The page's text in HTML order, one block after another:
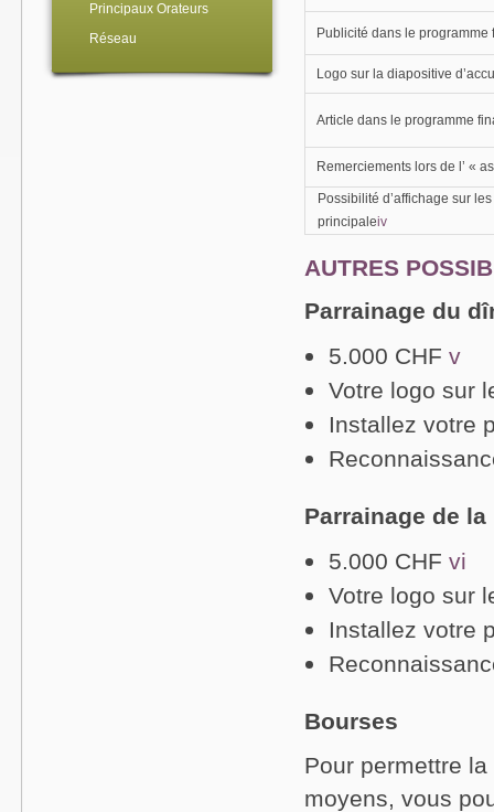
Publicité dans le programme
Logo sur la diapositive
Article dans le programme
Remerciements lors de l’ «
Possibilité d’affichage sur
principaleiv
AUTRES
Parrainage du
5.000 CHFv
Votre logo sur
Installez votre
Parrainage de
5.000 CHFvi
Votre logo sur
Installez votre
Bourses
Pour permettre
moyens, vous
Principaux Orateurs
Réseau